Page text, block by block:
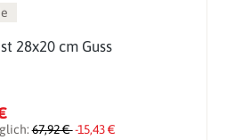
28x20 cm Guss
67,92 €-15,43 €